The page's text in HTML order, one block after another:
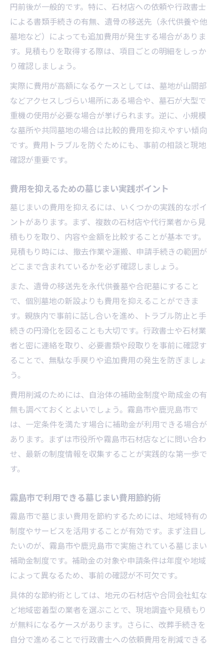
円前後が一般的です。特に、石材店への依頼や行政書士
による書類手続きの有無、遺骨の移送先（永代供養や他
墓地など）によっても追加費用が発生する場合がありま
す。見積もりを取得する際は、項目ごとの明細をしっか
り確認しましょう。
実際に費用が高額になるケースとしては、墓地が山間部
などアクセスしづらい場所にある場合や、墓石が大型で
重機の使用が必要な場合が挙げられます。逆に、小規模
な墓所や共同墓地の場合は比較的費用を抑えやすい傾向
です。費用トラブルを防ぐためにも、事前の相談と現地
確認が重要です。
費用を抑えるための墓じまい実践ポイント
墓じまいの費用を抑えるには、いくつかの実践的なポイ
ントがあります。まず、複数の石材店や代行業者から見
積もりを取り、内容や金額を比較することが基本です。
見積もり時には、撤去作業や運搬、申請手続きの範囲が
どこまで含まれているかを必ず確認しましょう。
また、遺骨の移送先を永代供養墓や合祀墓にすること
で、個別墓地の新設よりも費用を抑えることができま
す。親族内で事前に話し合いを進め、トラブル防止と手
続きの円滑化を図ることも大切です。行政書士や石材業
者と密に連絡を取り、必要書類や段取りを事前に確認す
ることで、無駄な手戻りや追加費用の発生を防ぎましょ
う。
費用削減のためには、自治体の補助金制度や助成金の有
無も調べておくとよいでしょう。霧島市や鹿児島市で
は、一定条件を満たす場合に補助金が利用できる場合が
あります。まずは市役所や霧島市石材店などに問い合わ
せ、最新の制度情報を収集することが実践的な第一歩で
す。
霧島市で利用できる墓じまい費用節約術
霧島市で墓じまい費用を節約するためには、地域特有の
制度やサービスを活用することが有効です。まず注目し
たいのが、霧島市や鹿児島市で実施されている墓じまい
補助金制度です。補助金の対象や申請条件は年度や地域
によって異なるため、事前の確認が不可欠です。
具体的な節約術としては、地元の石材店や合同会社虹な
ど地域密着型の業者を選ぶことで、現地調査や見積もり
が無料になるケースがあります。さらに、改葬手続きを
自分で進めることで行政書士への依頼費用を削減できる